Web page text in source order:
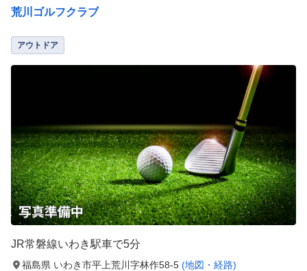
荒川ゴルフクラブ
アウトドア
JR常磐線いわき駅車で5分
福島県 いわき市平上荒川字林作58-5 (地図・経路)